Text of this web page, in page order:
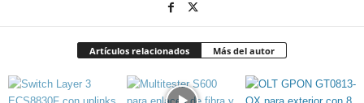
Artículos relacionados Más del autor